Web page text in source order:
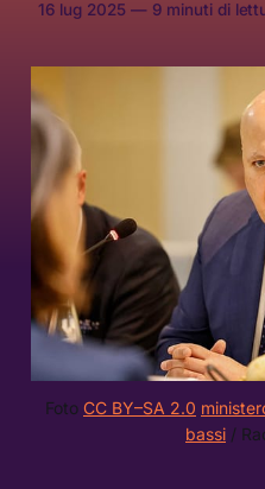
16 lug 2025 —9 minuti di
Foto CC BY–SA 2.0
bassi /